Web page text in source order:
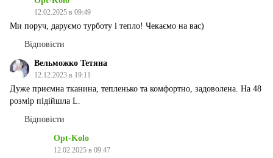
12.02.2025 в 09:49
Ми поруч, даруємо турботу і тепло! Чекаємо на вас)
Відповісти
Вельможко Тетяна
12.12.2023 в 19:11
Дуже приємна тканина, тепленько та комфортно, задоволена. На 48
розмір підійшла L.
Відповісти
Opt-Kolo
12.02.2025 в 09:47